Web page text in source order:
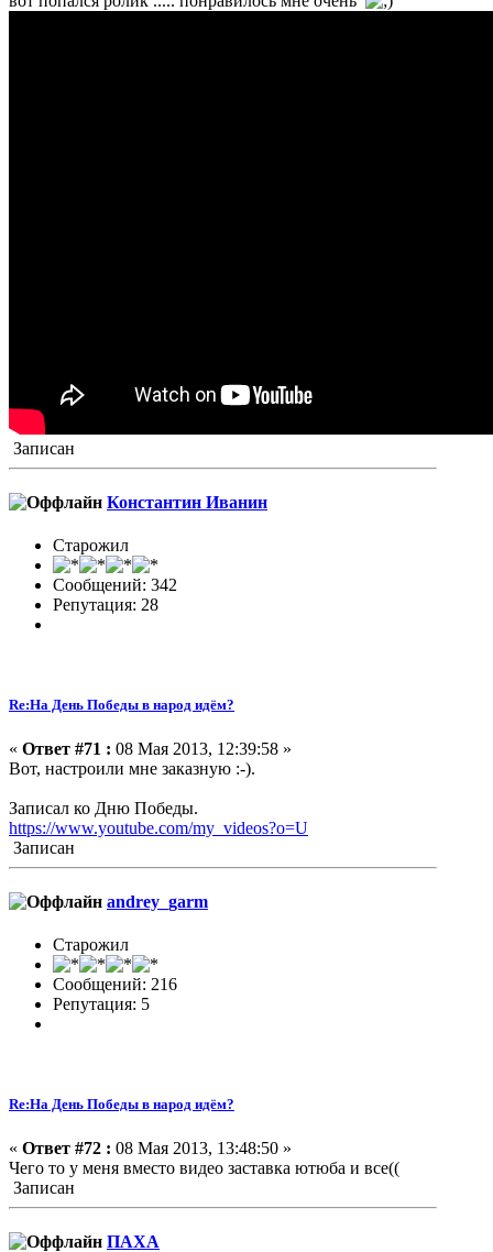
Записан
Константин Иванин
Старожил
Сообщений: 342
Репутация: 28
Re:На День Победы в народ идём?
« Ответ #71 : 08 Мая 2013, 12:39:58 »
Вот, настроили мне заказную :-).
Записал ко Дню Победы.
https://www.youtube.com/my_videos?o=U
Записан
andrey_garm
Старожил
Сообщений: 216
Репутация: 5
Re:На День Победы в народ идём?
« Ответ #72 : 08 Мая 2013, 13:48:50 »
Чего то у меня вместо видео заставка ютюба и все((
Записан
ПАХА